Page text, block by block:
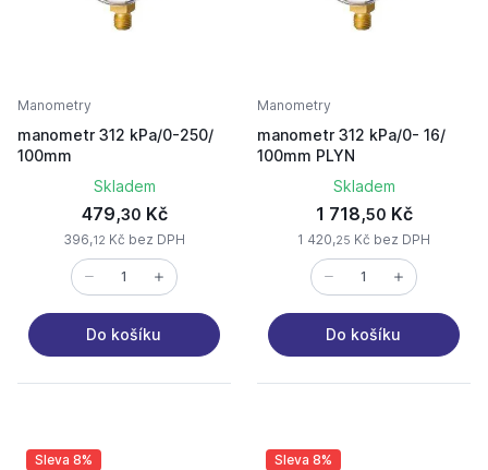
Manometry
manometr 312 kPa/0-250/
100mm
Skladem
479,30 Kč
396,12 Kč bez DPH
Do košíku
Manometry
manometr 312 kPa/0- 16/
100mm PLYN
Skladem
1 718,50 Kč
1 420,25 Kč bez DPH
Do košíku
Sleva 8% Sleva 8%